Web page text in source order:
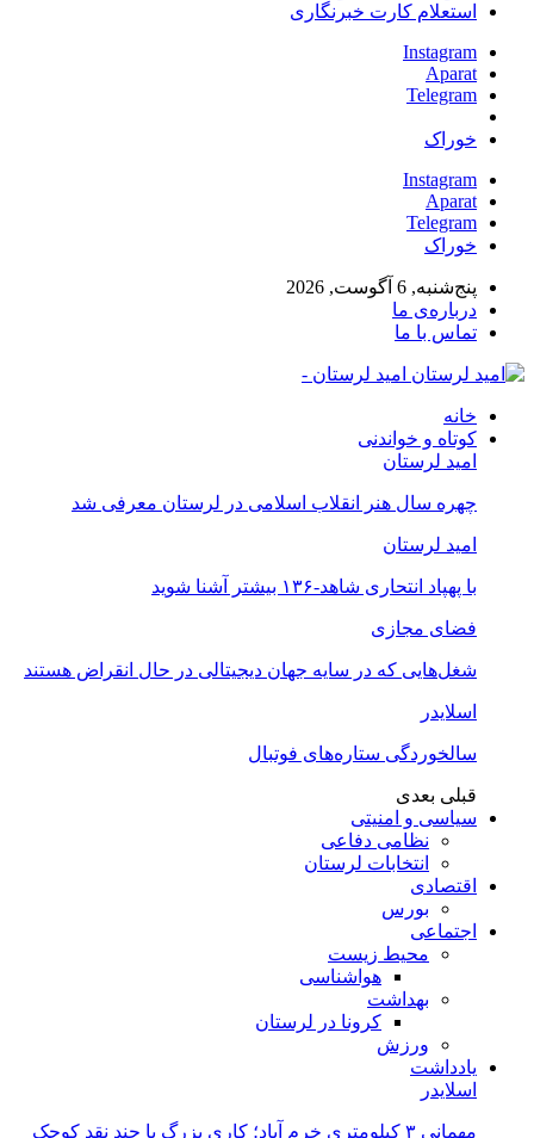
استعلام کارت خبرنگاری
Instagram
Aparat
Telegram
خوراک
Instagram
Aparat
Telegram
خوراک
پنج‌شنبه, 6 آگوست, 2026
درباره‌ی ما
تماس با ما
امید لرستان -
خانه
کوتاه و خواندنی
امید لرستان
چهره سال هنر انقلاب اسلامی در لرستان معرفی شد
امید لرستان
با پهپاد انتحاری شاهد-۱۳۶ بیشتر آشنا شوید
فضای مجازی
شغل‌‌هایی که در سایه جهان دیجیتالی در حال انقراض هستند
اسلایدر
سالخوردگی ستاره‌های فوتبال
قبلی بعدی
سیاسی و امنیتی
نظامی دفاعی
انتخابات لرستان
اقتصادی
بورس
اجتماعی
محیط زیست
هواشناسی
بهداشت
کرونا در لرستان
ورزش
یادداشت
اسلایدر
مهمانی ۳ کیلومتری خرم آباد؛ کاری بزرگ با چند نقد کوچک